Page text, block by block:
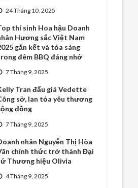
24 Tháng 10, 2025
thí sinh Hoa hậu Doanh
Hương sắc Việt Nam
gắn kết và tỏa sáng
đêm BBQ đáng nhớ
7 Tháng 9, 2025
Tran đấu giá Vedette
sở, lan tỏa yêu thương
đồng
7 Tháng 9, 2025
nhân Nguyễn Thị Hòa
chính thức trở thành Đại
Thương hiệu Olivia
4 Tháng 9, 2025